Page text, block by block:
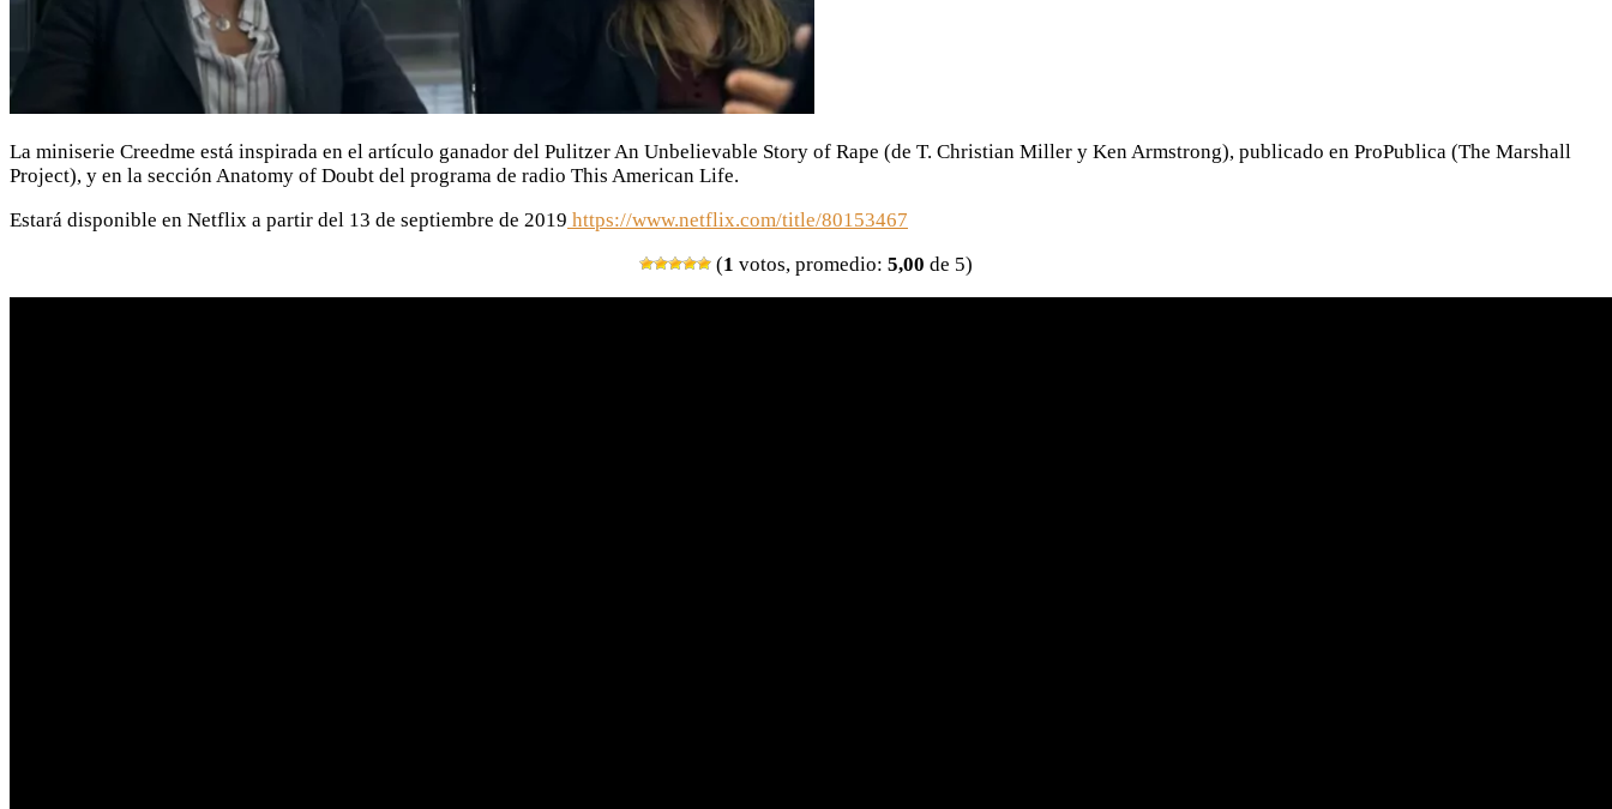
La miniserie Creedme está inspirada en el artículo ganador del Pulitzer An Unbelievable Story of Rape (de T. Christian Miller y Ken Armstrong), publicado en ProPublica (The Marshall
Project), y en la sección Anatomy of Doubt del programa de radio This American Life.
Estará disponible en Netflix a partir del 13 de septiembre de 2019 https://www.netflix.com/title/80153467
(1 votos, promedio: 5,00 de 5)